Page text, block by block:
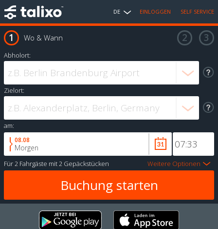
DE EINLOGGEN SELF SERVICE
Wo & Wann
Abholort:
Zielort:
am:
08.08
Morgen
Für2 Fahrgäste mit2 Gepäckstücken Weitere Optionen